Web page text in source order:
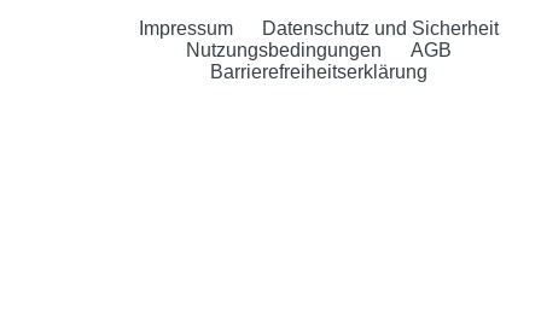
Impressum
Datenschutz und Sicherheit
Nutzungsbedingungen
AGB
Barrierefreiheitserklärung